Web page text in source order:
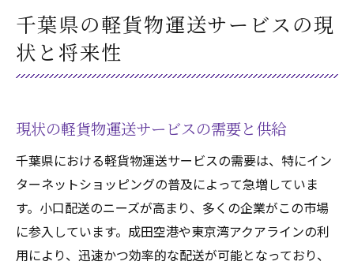
地域社会との連携強化の重要性
インターネットショッピング拡大と軽貨物運送
の重要性
軽貨物運送の役割と必要性
顧客満足度を高める配送戦略
インターネットショッピングとエコロジー
千葉県の軽貨物運送の将来性
成田空港を活用した千葉県の軽貨物運送効率化
千葉県の軽貨物運送サービスの現
状と将来性
現状の軽貨物運送サービスの需要と供給
千葉県における軽貨物運送サービスの需要は、特にイン
ターネットショッピングの普及によって急増していま
す。小口配送のニーズが高まり、多くの企業がこの市場
に参入しています。成田空港や東京湾アクアラインの利
用により、迅速かつ効率的な配送が可能となっており、